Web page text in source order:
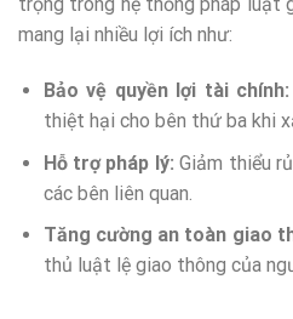
trọng trong hệ thống pháp luật
mang lại nhiều lợi ích như:
Bảo vệ quyền lợi tài chính:
thiệt hại cho bên thứ ba khi
Hỗ trợ pháp lý: Giảm thiểu
các bên liên quan.
Tăng cường an toàn giao
thủ luật lệ giao thông của